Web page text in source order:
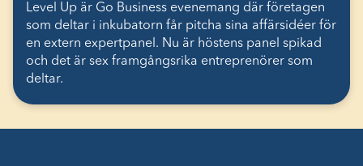
Level Up är Go Business evenemang där företagen
som deltar i inkubatorn får pitcha sina affärsidéer för
en extern expertpanel. Nu är höstens panel spikad
och det är sex framgångsrika entreprenörer som
deltar.